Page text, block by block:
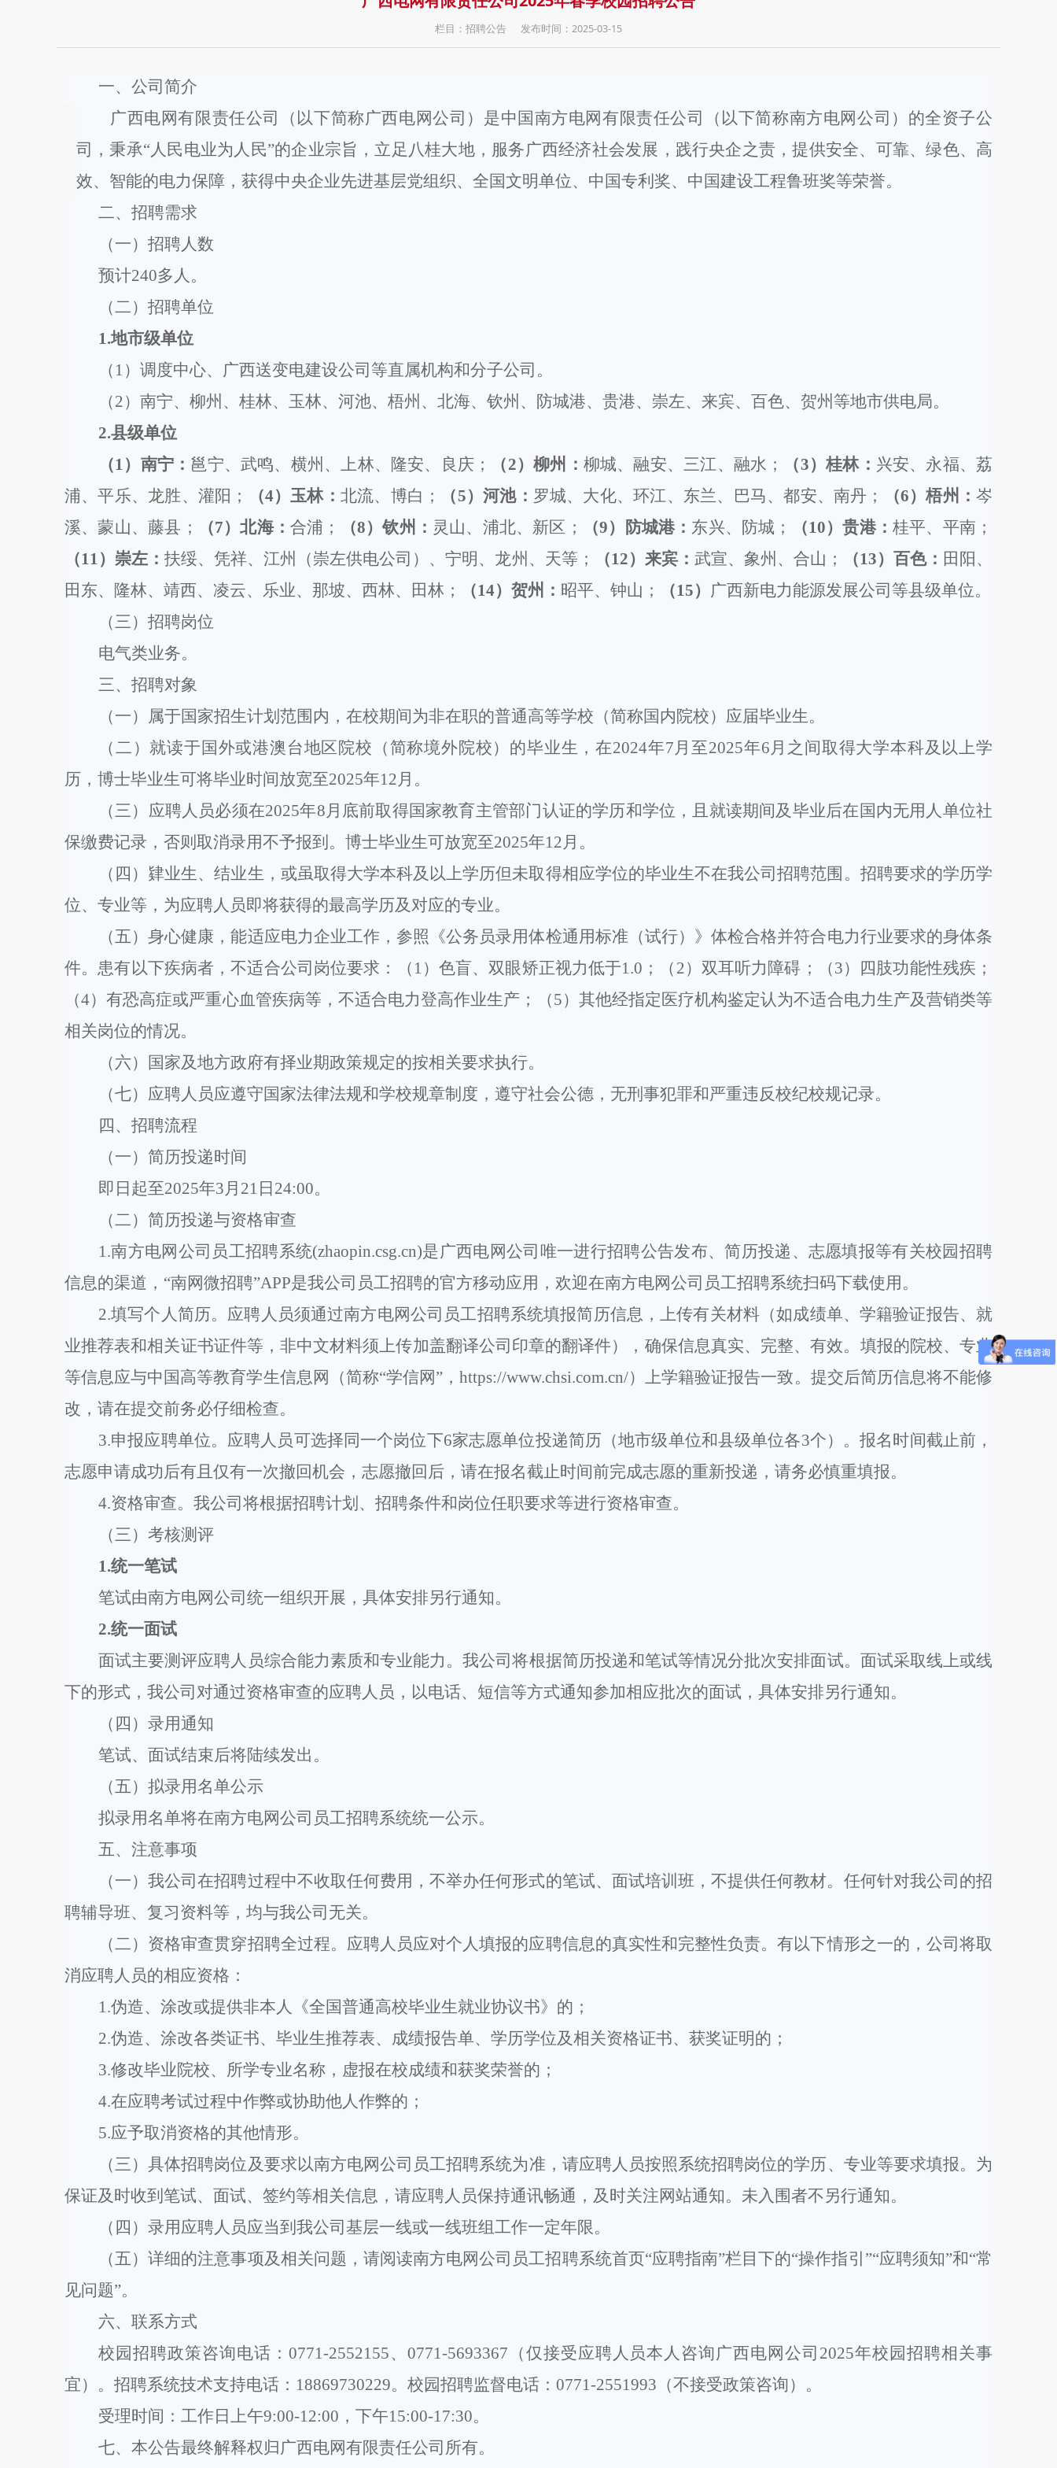
栏目：招聘公告 发布时间：2025-03-15
一、公司简介
广西电网有限责任公司
（以下简称广西电网公司） 是中国南方电网有限责任公司 （以下简称南方电网公司） 的全资子公
司，秉承“人民电业为人民”的企业宗旨，立足八桂大地，服务广西经济社会发展，践行央企之责，提供安全、可靠、绿色、高
效、智能的电力保障 ，获得中央企业先进基层党组织、全国文明单位、中国专利奖、中国建设工程鲁班奖等荣誉。
二、招聘需求
（一）招聘人数
预计240多 人。
（二）招聘单位
1.地市级单位
（ 1） 调度中心、 广西送变电建设公司 等直属机构和分子公司。
（2）南宁、柳州、桂林、玉林、河池、梧州、北海、钦州、防城港、贵港、崇左、来宾、百色、贺州 等地市供电局。
2.县级单位
（1）南宁： 邕宁、武鸣、横州 、上林、隆安、良庆 ； （2）柳州： 柳城、融安、三江、融水 ； （3）桂林： 兴安、永福、荔
浦、平乐、龙胜、灌阳 ； （4）玉林： 北流、博白 ； （5）河池： 罗城、大化、环江、东兰、 巴马、都安、南丹 ； （6）梧州：岑
溪、蒙山、藤县 ； （7）北海：合浦； （8）钦州： 灵山、浦北、新区； （9）防城港： 东兴、防城； （10）贵港：桂平、平南 ；
（11）崇左：扶绥、凭祥、江州（崇左供电公司）、宁明、龙州、天等 ； （12）来宾： 武宣、象州、合山； （13）百色： 田阳、
田东、隆林、 靖西、凌云、乐业、那坡、西林、田林 ； （14）贺州： 昭平、钟山 ； （15） 广西新电力能源发展公司 等县级单位。
（三）招聘岗位
电气类业务。
三、 招聘对象
（一）
属于国家招生计划范围内，在校期间为非在职的普通高等学校（简称国内院校） 应届毕业生。
（二）就读于国外或港澳台地区院校（简称境外院校） 的毕业生 ，在2024年7月至2025年6月之间取得大学本科及以上学
历，博士毕业生可将毕业时间放宽至2025年12月 。
（三）应聘人员必须在2025年8月底前取得国家教育主管部门认证的学历和学位 ，且就读期间及毕业后在国内无用人单位社
保缴费记录，否则取消录用不予报到 。博士毕业生可放宽至2025年12月。
（四）肄业生、结业生，或虽取得大学本科及以上学历但未取得相应学位的毕业生不在我公司招聘范围。招聘要求的学历学
位、专业等，为应聘人员即将获得的最高学历及对应的专业。
（五）身心健康，能适应电力企业工作，参照 《公务员录用体检通用标准（试行）》体检合格并符合电力行业要求的身体条
件。患有以下疾病者，不适合公司岗位要求：（ 1）色盲、双眼矫正视力低于1.0；（2）双耳听力障碍；（3）四肢功能性残疾；
（4）有恐高症或严重心血管疾病等，不适合电力登高作业生产；（5）其他经指定医疗机构鉴定认为不适合电力生产及营销类等
相关岗位的情况。
（六）国家及地方政府有择业期政策规定的按相关要求执行。
（七）应聘人员应遵守国家法律法规和学校规章制度，遵守社会公德，无刑事犯罪和严重违反校纪校规记录。
四、招聘流程
（一）简历投递时间
即日起至2025年3月 21 日 24:00。
（二）简历投递与资格审查
1.南方电网公司员工招聘系统(zhaopin.csg.cn)是广西电网公司唯一进行招聘公告发布、简历投递、志愿填报等有关校园招聘
信息的渠道 ， “南网微招聘”APP是我公司员工招聘的官方移动应用， 欢迎在南方电网公司员工招聘系统扫码下载使用 。
2.填写个人简历。 应聘人员须通过南方电网公司员工招聘系统填报简历信息 ，上传有关材料（如成绩单、学籍验证报告、就
业推荐表和相关证书证件等，非中文材料须上传加盖翻译公司印章的翻译件）
， 确保信息真实、完整、有效。 填报的院校、专业
等信息应与中国高等教育学生信息网（简称“学信网”，https://www.chsi.com.cn/）上学籍验证报告一致。提交后简历信息将不能修
改，请在提交前务必仔细检查。
3.申报应聘单位。 应聘人员可选择同一个岗位下6家志愿单位投递简历（地市级单位和县级单位各3个）。报名时间截止前，
志愿申请成功后有且仅有一次撤回机会， 志愿撤回后，请在报名截止时间前完成志愿的重新投递 ， 请务必慎重填报。
4.资格审查。我公司将根据招聘计划、招聘条件和岗位任职要求等进行资格审查。
（三） 考核测评
1.统一笔试
笔试由南方电网公司统一组织开展，具体安排另行通知。
2.统一面试
面试主要测评应聘人员综合能力素质和专业能力。我公司将根据简历投递和笔试等情况分批次安排面试。 面试采取线上或线
下的形式，我公司对通过资格审查的应聘人员，以电话、短信等方式通知参加相应批次的面试，具体安排另行通知。
（ 四 ）录用通知
笔试、面试结束后将陆续发出。
（五）拟录用名单公示
拟录用名单将在南方电网公司员工招聘系统统一公示。
五、注意事项
（一）我公司在招聘过程中不收取任何费用，不举办任何形式的笔试、面试培训班，不提供任何教材。任何针对我公司的招
聘辅导班、复习资料等，均与我公司无关。
（二） 资格审查贯穿招聘全过程。 应聘人员应对个人填报的应聘信息的真实性和完整性负责。有以下情形之一的，公司将取
消应聘人员的相应资格：
1.伪造、涂改或提供非本人《全国普通高校毕业生就业协议书》的；
2.伪造、涂改各类证书、毕业生推荐表、成绩报告单、学历学位及相关资格证书、获奖证明的；
3.修改毕业院校、所学专业名称，虚报在校成绩和获奖荣誉的；
4.在应聘考试过程中作弊或协助他人作弊的；
5.应予取消资格的其他情形。
（三）具体招聘岗位及要求以南方电网公司员工招聘系统为准，请应聘人员按照系统招聘岗位的学历、专业等要求填报。 为
保证及时收到 笔试、面试、签约等相关信息，请应聘人员保持通讯畅通，及时关注网站通知。未入围者不另行通知。
（ 四 ）录用应聘人员应当到我公司基层一线或一线班组工作一定年限。
（五）详细的注意事项及相关问题，请阅读南方电网公司员工招聘系统首页“应聘指南”栏目下的“操作指引”“应聘须知”和“常
见问题”。
六、联系方式
校园招聘政策咨询电话： 0771-2552155、 0771-5693367（仅接受应聘人员本人咨询广西电网公司2025年校园招聘相关事
宜）。招聘系统技术支持电话：18869730229。 校园招聘监督电话： 0771-2551993（不接受政策咨询） 。
受理时间：工作日上午9:00-12:00，下午15:00-17:30。
七、本公告最终解释权归广西电网有限责任公司所有。